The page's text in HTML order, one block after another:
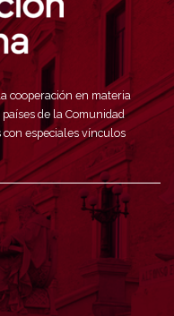
cooperación en materia
de la Comunidad
con especiales vínculos